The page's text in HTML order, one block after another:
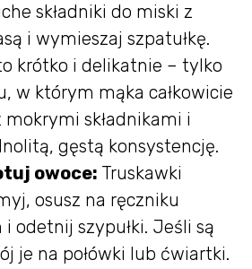
składniki do miski z
i wymieszaj szpatułkę.
krótko i delikatnie – tylko
w którym mąka całkowicie
mokrymi składnikami i
gęstą konsystencję.
owoce: Truskawki
osusz na ręczniku
odetnij szypułki. Jeśli są
je na połówki lub ćwiartki.